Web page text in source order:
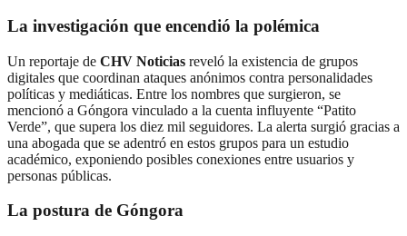
La investigación que encendió la polémica
Un reportaje de CHV Noticias reveló la existencia de grupos
digitales que coordinan ataques anónimos contra personalidades
políticas y mediáticas. Entre los nombres que surgieron, se
mencionó a Góngora vinculado a la cuenta influyente “Patito
Verde”, que supera los diez mil seguidores. La alerta surgió gracias a
una abogada que se adentró en estos grupos para un estudio
académico, exponiendo posibles conexiones entre usuarios y
personas públicas.
La postura de Góngora